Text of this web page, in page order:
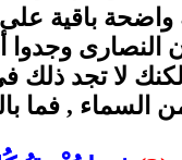
واضحة باقية
وجدوا
لا تجد
, فما